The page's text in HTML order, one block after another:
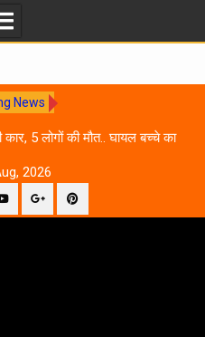
News
कार, 5 लोगों की मौत.. घायल बच्चे का
2026